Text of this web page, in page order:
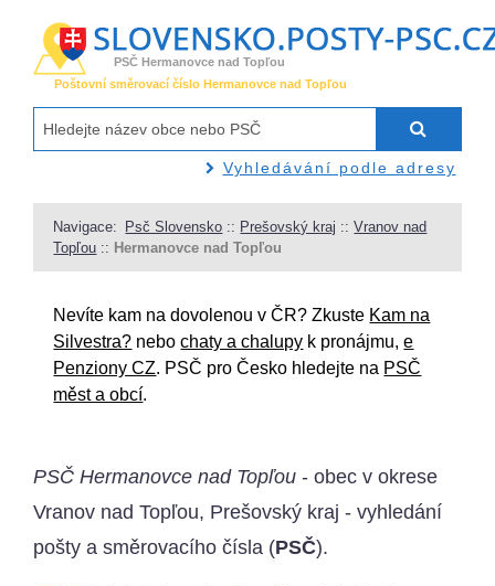
PSČ Hermanovce nad Topľou
Poštovní směrovací číslo Hermanovce nad Topľou
Vyhledávání podle adresy
Navigace: Psč Slovensko :: Prešovský kraj ::Vranov nad
Topľou :: Hermanovce nad Topľou
Nevíte kam na dovolenou v ČR? Zkuste Kam na
Silvestra? nebochaty a chalupy k pronájmu,e
Penziony CZ. PSČ pro Česko hledejte na PSČ
měst a obcí.
PSČ Hermanovce nad Topľou - obec v okrese
Vranov nad Topľou, Prešovský kraj - vyhledání
pošty a směrovacího čísla (PSČ).